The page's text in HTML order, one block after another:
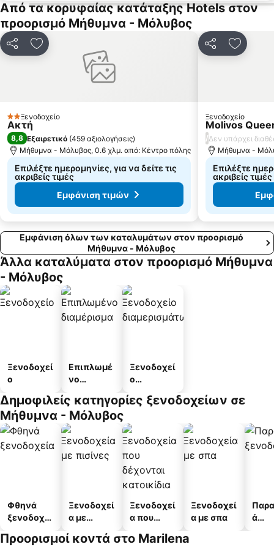
Άγιος Ιωάννης Θεράποντας
Yesilyurt
Kucukkuyu
Ayvalik Belediye Beach
Ελαιώνας της Γέρας
Από τα κορυφαίας κατάταξης Hotels στον
προορισμό Μήθυμνα - Μόλυβος
ΚοινοποίησηΠροσθήκη στα αγαπημένα
2 Αστέρια
Ξενοδοχείο
Ακτή
8,8 Εξαιρετικό (459 αξιολογήσεις)
Μήθυμνα - Μόλυβος, 0.6 χλμ. από: Κέντρο πόλης
Επιλέξτε ημερομηνίες, για να δείτε τις
ακριβείς τιμές
Εμφάνιση τιμών
Κοινοποίηση
Ξενοδοχείο
Molivos
/Δεν υπάρχει
Μήθυμνα -
Επιλέξτε
ακριβείς τιμές
Εμφάνιση όλων των καταλυμάτων στον προορισμό
Μήθυμνα - Μόλυβος
Άλλα καταλύματα στον προορισμό Μήθυμνα
- Μόλυβος
Ξενοδοχεί
ο
Επιπλωμέ
νο
α
Ξενοδοχεί
ο
άτων
Δημοφιλείς κατηγορίες ξενοδοχείων σε
Μήθυμνα - Μόλυβος
Φθηνά
ξενοδοχεί
Ξενοδοχεί
α με
Ξενοδοχεί
α που
κατοικίδι
Ξενοδοχεί
α με σπα
ά
Προορισμοί κοντά στο Marilena